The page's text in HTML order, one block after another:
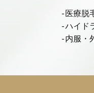
医療脱
ハイド
内服・